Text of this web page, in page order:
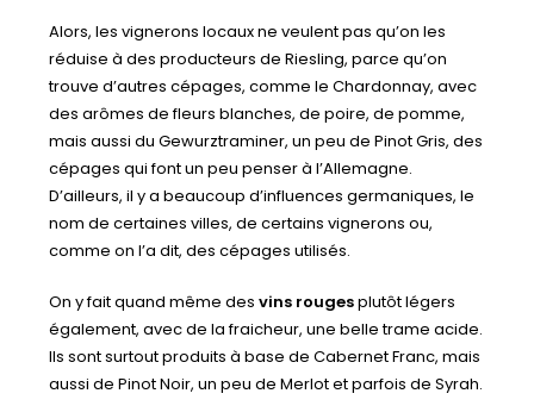
Alors, les vignerons locaux ne veulent pas qu’on les
réduise à des producteurs de Riesling, parce qu’on
trouve d’autres cépages, comme le Chardonnay, avec
des arômes de fleurs blanches, de poire, de pomme,
mais aussi du Gewurztraminer, un peu de Pinot Gris, des
cépages qui font un peu penser à l’Allemagne.
D’ailleurs, il y a beaucoup d’influences germaniques, le
nom de certaines villes, de certains vignerons ou,
comme on l’a dit, des cépages utilisés.
On y fait quand même desvins rougesplutôt légers
également, avec de la fraicheur, une belle trame acide.
Ils sont surtout produits à base de Cabernet Franc, mais
aussi de Pinot Noir, un peu de Merlot et parfois de Syrah.